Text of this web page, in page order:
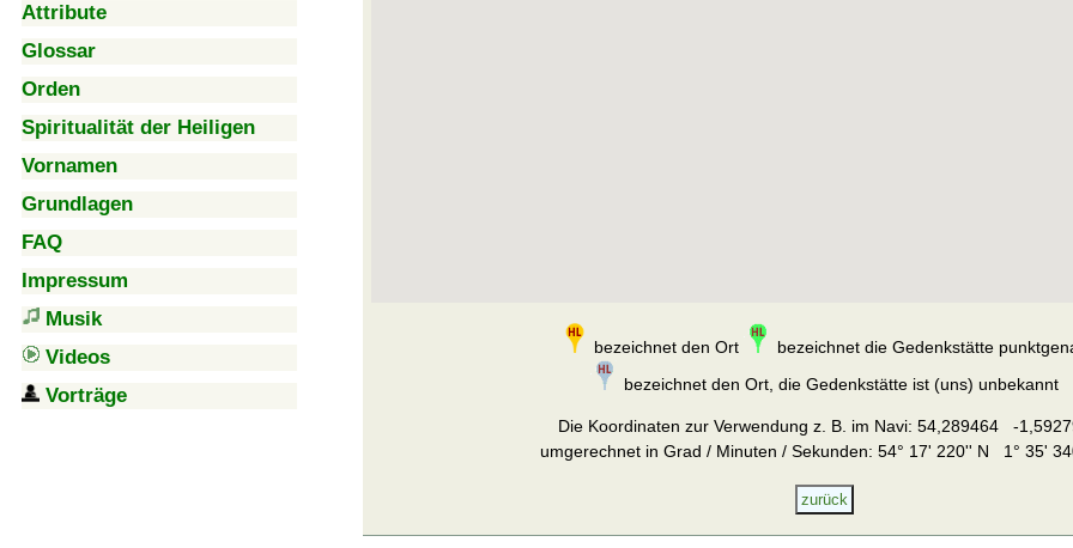
Attribute
Glossar
Orden
Spiritualität der Heiligen
Vornamen
Grundlagen
FAQ
Impressum
Musik
Videos
Vorträge
bezeichnet den Ort
bezeichnet die Gedenkstätte
bezeichnet den Ort, die Gedenkstätte ist (uns) unbekannt
Die Koordinaten zur Verwendung z. B. im Navi: 54,289464 -
umgerechnet in Grad / Minuten / Sekunden: 54° 17' 220'' N 1° 35'